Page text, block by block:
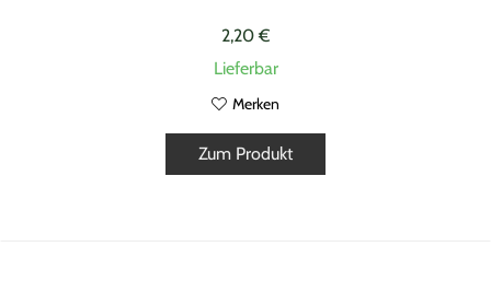
2,20 €
Lieferbar
Merken
Zum Produkt